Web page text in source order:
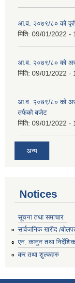
आ.व. २०७९/८० को
मिति: 09/01/2022 -
आ.व. २०७९/८० को अरुण
मिति: 09/01/2022 -
आ.व. २०७९/८० को अरुण
तर्फको बजेट
मिति: 09/01/2022 -
अन्य
Notices
सूचना तथा समाचार
सार्वजनिक खरीद /
एन, कानुन तथा
कर तथा शुल्कहरु